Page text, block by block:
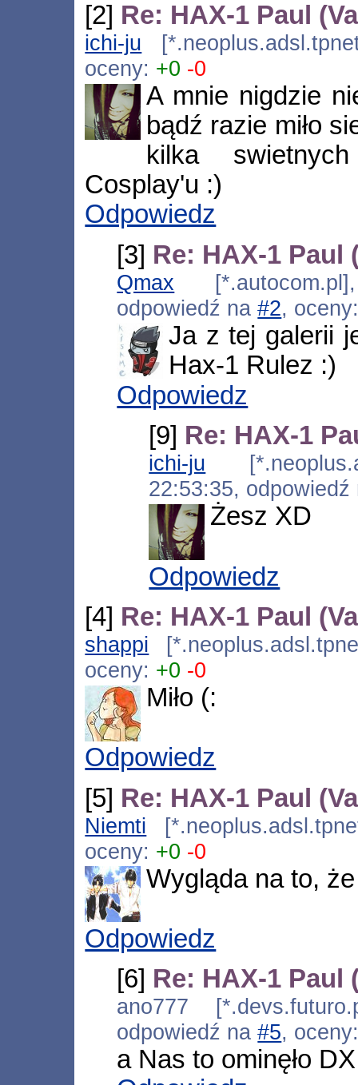
[2] Re: HAX-1 Paul
ichi-ju
oceny: +0 -0
A mnie nigdzie
bądź razie miło
kilka
Cosplay'u :)
Odpowiedz
[3] Re: HAX-1 Paul
Qmax
odpowiedź na#2,
Ja z tej galerii
Hax-1 Rulez :)
Odpowiedz
[9] Re: HAX-1
ichi-ju
22:53:35,
Żesz XD
Odpowiedz
[4] Re: HAX-1 Paul
shappi
oceny: +0 -0
Miło (:
Odpowiedz
[5] Re: HAX-1 Paul
Niemti
oceny: +0 -0
Wygląda na to, że
Odpowiedz
[6] Re: HAX-1 Paul
ano777
odpowiedź na#5,
a Nas to ominęło DX